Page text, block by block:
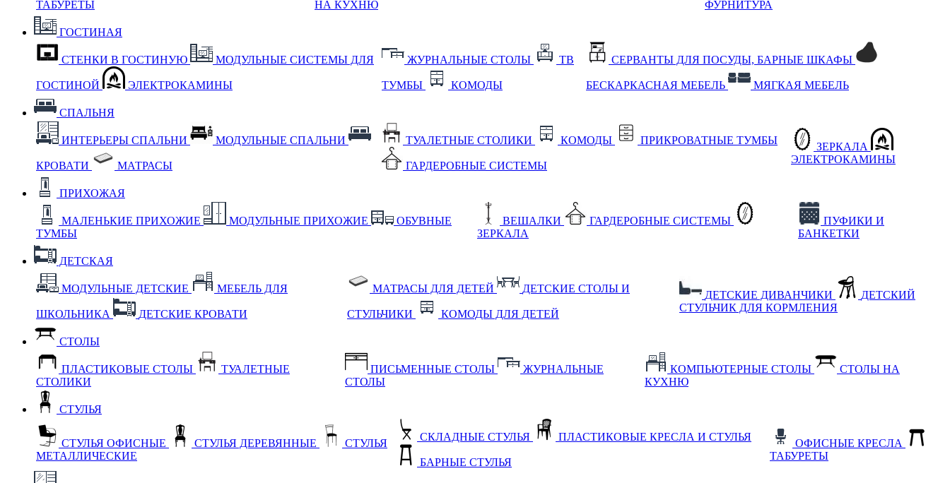
ТАБУРЕТЫ
НА КУХНЮ
ФУРНИТУРА
ГОСТИНАЯ
СТЕНКИ В ГОСТИНУЮ МОДУЛЬНЫЕ СИСТЕМЫ ДЛЯ
ГОСТИНОЙ ЭЛЕКТРОКАМИНЫ
ЖУРНАЛЬНЫЕ СТОЛЫ ТВ
ТУМБЫ КОМОДЫ
СЕРВАНТЫ ДЛЯ ПОСУДЫ, БАРНЫЕ ШКАФЫ
БЕСКАРКАСНАЯ МЕБЕЛЬ МЯГКАЯ МЕБЕЛЬ
СПАЛЬНЯ
ИНТЕРЬЕРЫ СПАЛЬНИ МОДУЛЬНЫЕ СПАЛЬНИ
КРОВАТИ МАТРАСЫ
ТУАЛЕТНЫЕ СТОЛИКИ КОМОДЫ ПРИКРОВАТНЫЕ ТУМБЫ
ГАРДЕРОБНЫЕ СИСТЕМЫ
ЗЕРКАЛА
ЭЛЕКТРОКАМИНЫ
ПРИХОЖАЯ
МАЛЕНЬКИЕ ПРИХОЖИЕ МОДУЛЬНЫЕ ПРИХОЖИЕ
ОБУВНЫЕ
ТУМБЫ
ВЕШАЛКИ
ГАРДЕРОБНЫЕ СИСТЕМЫ
ЗЕРКАЛА
ПУФИКИ И
БАНКЕТКИ
ДЕТСКАЯ
МОДУЛЬНЫЕ ДЕТСКИЕ МЕБЕЛЬ ДЛЯ
ШКОЛЬНИКА ДЕТСКИЕ КРОВАТИ
МАТРАСЫ ДЛЯ ДЕТЕЙ ДЕТСКИЕ СТОЛЫ И
СТУЛЬЧИКИ КОМОДЫ ДЛЯ ДЕТЕЙ
ДЕТСКИЕ ДИВАНЧИКИ
ДЕТСКИЙ
СТУЛЬЧИК ДЛЯ КОРМЛЕНИЯ
СТОЛЫ
ПЛАСТИКОВЫЕ СТОЛЫ
ТУАЛЕТНЫЕ
СТОЛИКИ
ПИСЬМЕННЫЕ СТОЛЫ
ЖУРНАЛЬНЫЕ
СТОЛЫ
КОМПЬЮТЕРНЫЕ СТОЛЫ
СТОЛЫ НА
КУХНЮ
СТУЛЬЯ
СТУЛЬЯ ОФИСНЫЕ СТУЛЬЯ ДЕРЕВЯННЫЕ
СТУЛЬЯ
МЕТАЛЛИЧЕСКИЕ
СКЛАДНЫЕ СТУЛЬЯ ПЛАСТИКОВЫЕ КРЕСЛА И СТУЛЬЯ
БАРНЫЕ СТУЛЬЯ
ОФИСНЫЕ КРЕСЛА
ТАБУРЕТЫ